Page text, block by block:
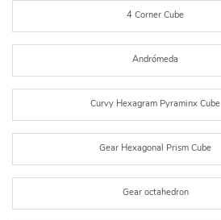
4 Corner Cube
Andrómeda
Curvy Hexagram Pyraminx Cube
Gear Hexagonal Prism Cube
Gear octahedron